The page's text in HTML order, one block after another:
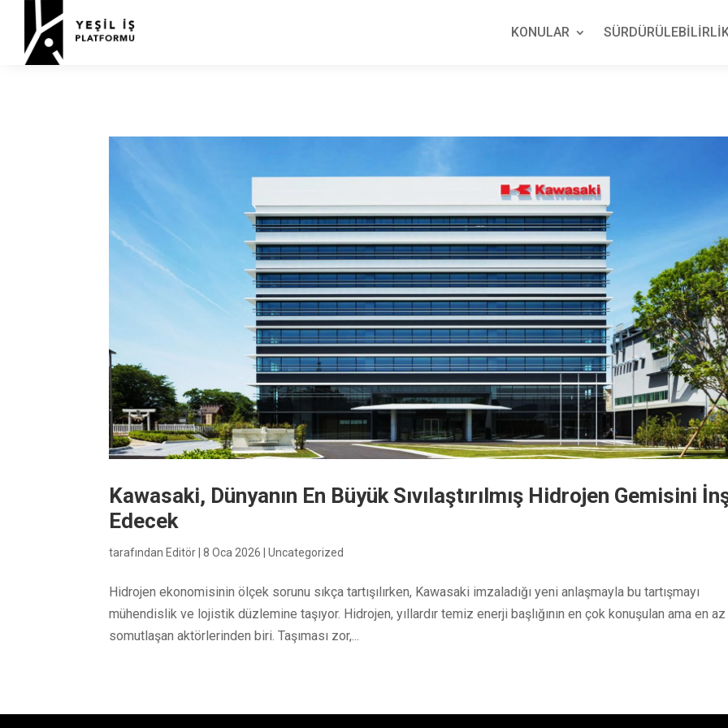
KONULAR
Kawasaki, Dünyanın En Büyük Sıvılaştırılmış Hidrojen Gemisini
Edecek
tarafından Editör |8 Oca 2026 |Uncategorized
Hidrojen ekonomisinin ölçek sorunu sıkça tartışılırken, Kawasaki imzaladığı yeni anlaşmayla bu tartışmayı
mühendislik ve lojistik düzlemine taşıyor. Hidrojen, yıllardır temiz enerji başlığının en çok konuşulan ama en az
somutlaşan aktörlerinden biri. Taşıması zor,...